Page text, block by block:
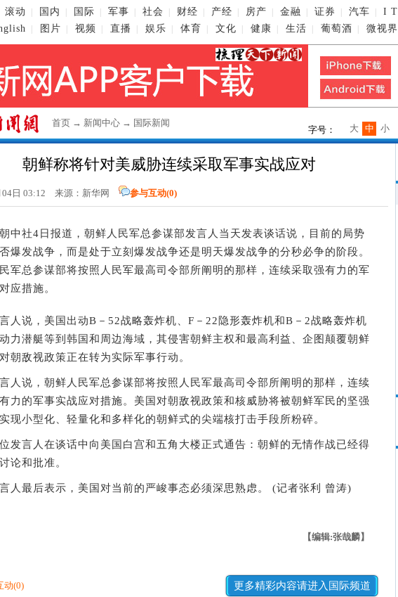
滚动 国内 国际 军事 社会 财经 产经 房产 金融 证券 汽车 I T
图片 视频 直播 娱乐 体育 文化 健康 生活 葡萄酒 微视界
首页 → 新闻中心 → 国际新闻
字号： 小
中
大
朝鲜称将针对美威胁连续采取军事实战应对
04日 03:12 来源：新华网 参与互动(0)
社4日报道，朝鲜人民军总参谋部发言人当天发表谈话说，目前的局势
爆发战争，而是处于立刻爆发战争还是明天爆发战争的分秒必争的阶段。
军总参谋部将按照人民军最高司令部所阐明的那样，连续采取强有力的军
应措施。
说，美国出动B－52战略轰炸机、F－22隐形轰炸机和B－2战略轰炸机
力潜艇等到韩国和周边海域，其侵害朝鲜主权和最高利益、企图颠覆朝鲜
朝敌视政策正在转为实际军事行动。
说，朝鲜人民军总参谋部将按照人民军最高司令部所阐明的那样，连续
力的军事实战应对措施。美国对朝敌视政策和核威胁将被朝鲜军民的坚强
现小型化、轻量化和多样化的朝鲜式的尖端核打击手段所粉碎。
言人在谈话中向美国白宫和五角大楼正式通告：朝鲜的无情作战已经得
论和批准。
最后表示，美国对当前的严峻事态必须深思熟虑。 (记者张利 曾涛)
【编辑:张哉麟】
动(0) 更多精彩内容请进入国际频道